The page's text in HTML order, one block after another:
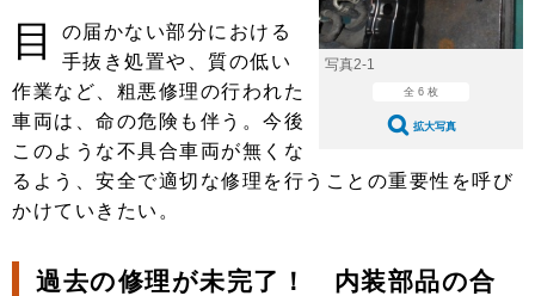
ストップ！不具合修理＆粗悪修理
鈑金・塗装
洗車
ヘッドライト磨き コーティング
フィルム・ラッピング
小キズ直し
特集記事
ストップ 不具合修理＆粗悪修理
カーメーカー「旧車」関連プロジェ
クト
コラム
ショップ紹介
ショップレポート
レストア
カーメーカー「旧車」関連プロジ
イベント
イベントレポート
写真2-1
全 6 枚
拡大写真
目
の届かない部分における
手抜き処置や、質の低い
作業など、粗悪修理の行われた
車両は、命の危険も伴う。今後
このような不具合車両が無くな
るよう、安全で適切な修理を行うことの重要性を呼び
かけていきたい。
過去の修理が未完了！ 内装部品の合